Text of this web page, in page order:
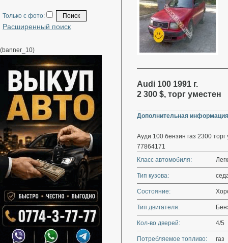
Только с фото:
Расширенный поиск
(banner_10)
Audi 100 1991 г.
2 300 $, торг уместен
Дополнительная
Ауди 100 бензин газ 2300
77864171
Класс автомобиля:
Тип кузова:
Состояние:
Тип двигателя:
Кол-во дверей: 4/5
Потребляемое топливо: газ